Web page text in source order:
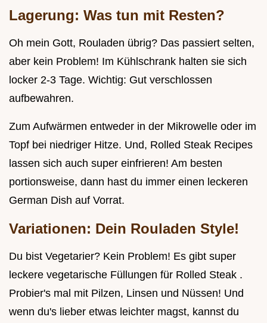
Lagerung: Was tun mit Resten?
Oh mein Gott, Rouladen übrig? Das passiert selten,
aber kein Problem! Im Kühlschrank halten sie sich
locker 2-3 Tage. Wichtig: Gut verschlossen
aufbewahren.
Zum Aufwärmen entweder in der Mikrowelle oder im
Topf bei niedriger Hitze. Und, Rolled Steak Recipes
lassen sich auch super einfrieren! Am besten
portionsweise, dann hast du immer einen leckeren
German Dish auf Vorrat.
Variationen: Dein Rouladen Style!
Du bist Vegetarier? Kein Problem! Es gibt super
leckere vegetarische Füllungen für Rolled Steak .
Probier's mal mit Pilzen, Linsen und Nüssen! Und
wenn du's lieber etwas leichter magst, kannst du